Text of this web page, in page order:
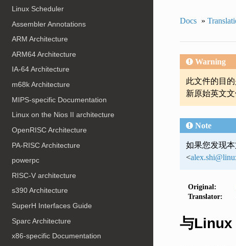
Linux Scheduler
Assembler Annotations
ARM Architecture
ARM64 Architecture
IA-64 Architecture
m68k Architecture
MIPS-specific Documentation
Linux on the Nios II architecture
OpenRISC Architecture
PA-RISC Architecture
powerpc
RISC-V architecture
s390 Architecture
SuperH Interfaces Guide
Sparc Architecture
x86-specific Documentation
Docs »
Warning
此文件的目
新原始英文文
Note
如果您发现
<alex.shi@
Original:
Translator:
与Linux